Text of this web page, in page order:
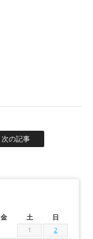
次の記事
金 土 日
1
2